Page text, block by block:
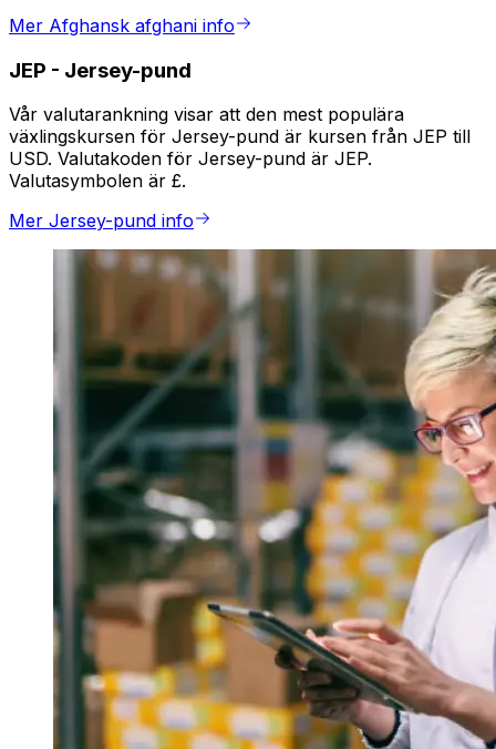
Mer Afghansk afghani info
JEP - Jersey-pund
Vår valutarankning visar att den mest populära
växlingskursen för Jersey-pund är kursen från JEP till
USD. Valutakoden för Jersey-pund är JEP.
Valutasymbolen är £.
Mer Jersey-pund info